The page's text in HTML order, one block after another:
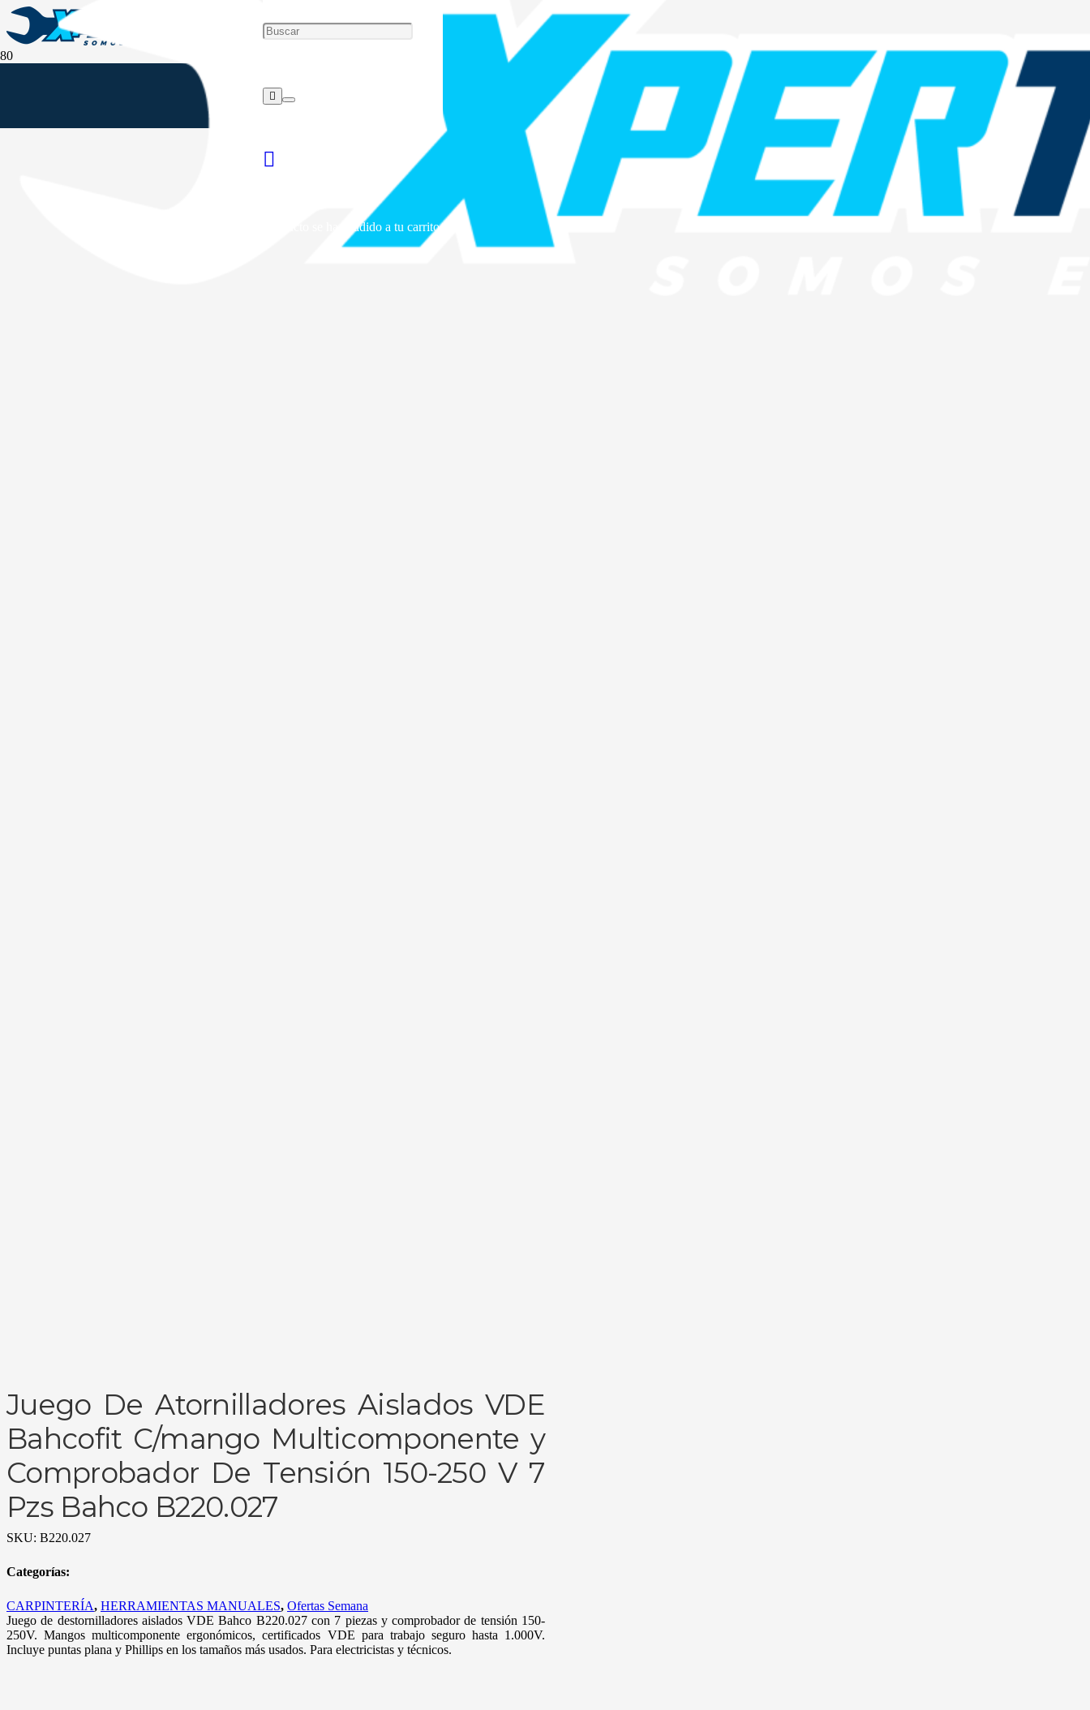
se ha añadido a tu carrito.
Juego De Atornilladores Aislados VDE
Bahcofit C/mango Multicomponente y
Comprobador De Tensión 150-250 V 7
Pzs Bahco B220.027
SKU: B220.027
Categorías:
CARPINTERÍA, HERRAMIENTAS MANUALES, Ofertas Semana
Juego de destornilladores aislados VDE Bahco B220.027 con 7 piezas y comprobador de tensión 150-
250V. Mangos multicomponente ergonómicos, certificados VDE para trabajo seguro hasta 1.000V.
Incluye puntas plana y Phillips en los tamaños más usados. Para electricistas y técnicos.